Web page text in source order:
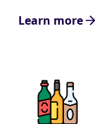
Learn more